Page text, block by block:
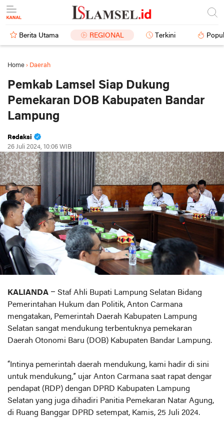
Berita Utama REGIONAL Terkini
Home › Daerah
Pemkab Lamsel Siap Dukung
Pemekaran DOB Kabupaten Bandar
Lampung
Redaksi
26 Juli 2024, 10:06 WIB
KALIANDA – Staf Ahli Bupati Lampung Selatan Bidang
Pemerintahan Hukum dan Politik, Anton Carmana
mengatakan, Pemerintah Daerah Kabupaten Lampung
Selatan sangat mendukung terbentuknya pemekaran
Daerah Otonomi Baru (DOB) Kabupaten Bandar Lampung.
“Intinya pemerintah daerah mendukung, kami hadir di sini
untuk mendukung,” ujar Anton Carmana saat rapat dengar
pendapat (RDP) dengan DPRD Kabupaten Lampung
Selatan yang juga dihadiri Panitia Pemekaran Natar Agung,
di Ruang Banggar DPRD setempat, Kamis, 25 Juli 2024.